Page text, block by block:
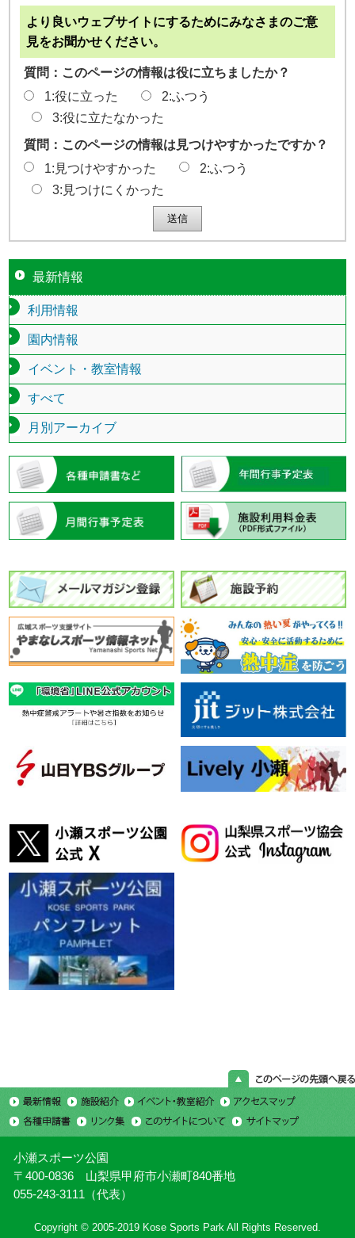
より良いウェブサイトにするためにみなさまのご意
見をお聞かせください。
質問：このページの情報は役に立ちましたか？
1:役に立った
2:ふつう
3:役に立たなかった
質問：このページの情報は見つけやすかったですか？
1:見つけやすかった
2:ふつう
3:見つけにくかった
最新情報
利用情報
園内情報
イベント・教室情報
すべて
月別アーカイブ
小瀬スポーツ公園
〒400-0836 山梨県甲府市小瀬町840番地
055-243-3111（代表）
Copyright © 2005-2019 Kose Sports Park All Rights Reserved.